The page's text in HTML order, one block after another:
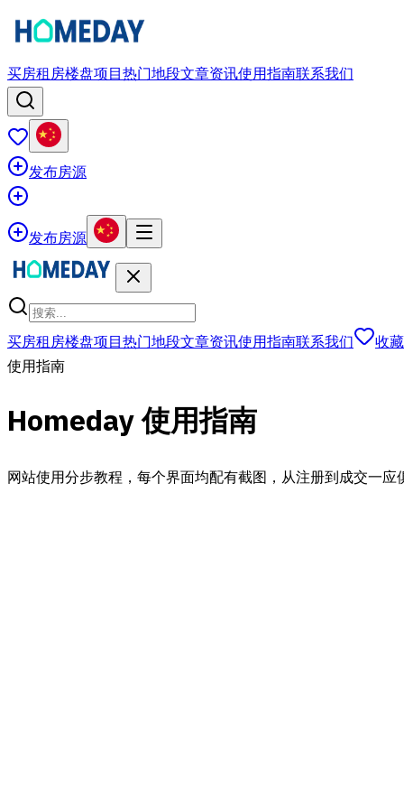
买房租房楼盘项目热门地段文章资讯使用指南联系我们
发布房源
发布房源
买房租房楼盘项目热门地段文章资讯使用指南联系我们
收
使用指南
Homeday 使用指南
网站使用分步教程，每个界面均配有截图，从注册到成交一应